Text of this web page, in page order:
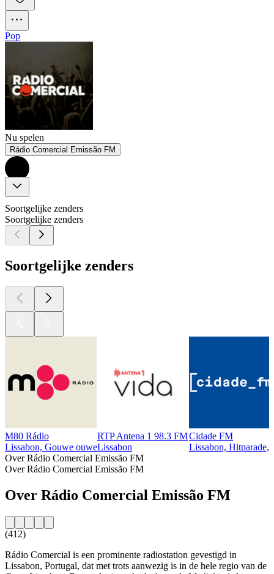
Pop
Nu spelen
Rádio Comercial Emissão FM
Soortgelijke zenders
Soortgelijke zenders
Soortgelijke zenders
M80 Rádio
Lissabon, Gouwe ouwe
RTP Antena 1 98.3 FM
Lissabon
Cidade FM
Lissabon, Hitparade,
Over Rádio Comercial Emissão FM
Over Rádio Comercial Emissão FM
Over Rádio Comercial Emissão FM
(412)
Rádio Comercial is een prominente radiostation gevestigd in
Lissabon, Portugal, dat met trots aanwezig is in de hele regio van de